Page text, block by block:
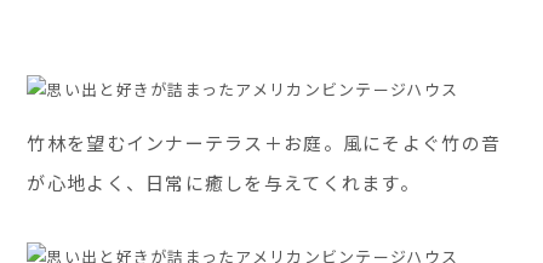
竹林を望むインナーテラス＋お庭。風にそよぐ竹の音
が心地よく、日常に癒しを与えてくれます。